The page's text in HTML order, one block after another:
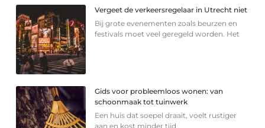
Vergeet de verkeersregelaar in Utrecht niet
Bij grote evenementen zoals beurzen en
festivals moet veel geregeld worden. Het
Gids voor probleemloos wonen: van
schoonmaak tot tuinwerk
Een huis dat soepel draait, voelt rustiger
aan en kost minder tijd